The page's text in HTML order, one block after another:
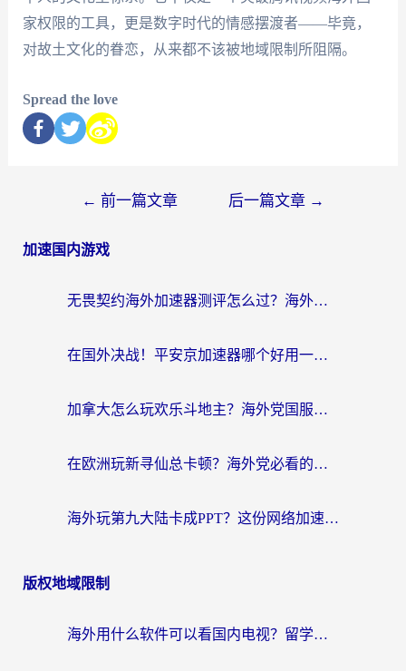
家权限的工具，更是数字时代的情感摆渡者——毕竟，
对故土文化的眷恋，从来都不该被地域限制所阻隔。
Spread the love
← 前一篇文章 后一篇文章 →
加速国内游戏
无畏契约海外加速器测评怎么过？海外玩家亲测实用指南（附小众技巧）
在国外决战！平安京加速器哪个好用一点？老玩家亲测番茄加速器全解析
加拿大怎么玩欢乐斗地主？海外党国服游戏加速终极指南（附绝地求生未来之役300英雄实测）
在欧洲玩新寻仙总卡顿？海外党必看的国服游戏加速全攻略
海外玩第九大陆卡成PPT？这份网络加速指南帮你丝滑上分
版权地域限制
海外用什么软件可以看国内电视？留学生亲测有效的追剧自由指南